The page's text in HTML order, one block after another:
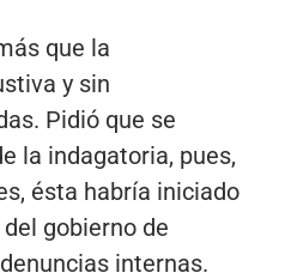
que la
y sin
Pidió que se
la indagatoria, pues,
ésta habría iniciado
gobierno de
internas.